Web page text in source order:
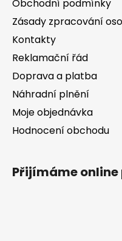
Obchodní podmínky
Zásady zpracování
Kontakty
Reklamační řád
Doprava a platba
Náhradní plnění
Moje objednávka
Hodnocení obchodu
Přijímáme